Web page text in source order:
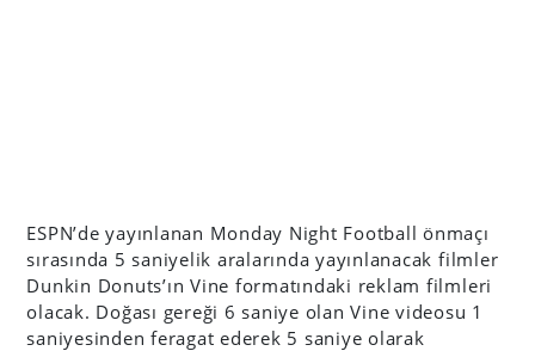
ESPN’de yayınlanan Monday Night Football önmaçı
sırasında 5 saniyelik aralarında yayınlanacak filmler
Dunkin Donuts’ın Vine formatındaki reklam filmleri
olacak. Doğası gereği 6 saniye olan Vine videosu 1
saniyesinden feragat ederek 5 saniye olarak